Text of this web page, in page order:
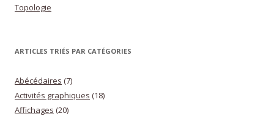
Topologie
ARTICLES TRIÉS PAR CATÉGORIES
Abécédaires (7)
Activités graphiques (18)
Affichages (20)